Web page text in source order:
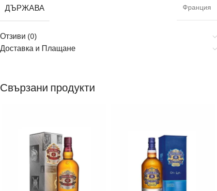
ДЪРЖАВА Франция
Отзиви (0)
Доставка и Плащане
Свързани продукти